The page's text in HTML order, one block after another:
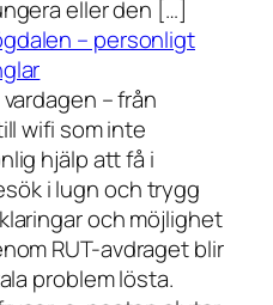
eller den […]
– personligt
– från
wifi som inte
hjälp att få i
i lugn och trygg
och möjlighet
RUT-avdraget blir
problem lösta.